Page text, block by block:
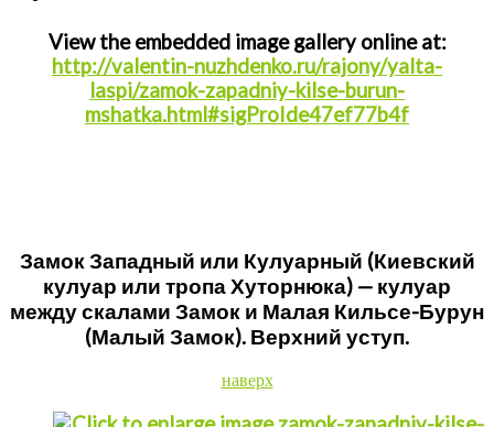
View the embedded image gallery online at:
http://valentin-nuzhdenko.ru/rajony/yalta-
laspi/zamok-zapadniy-kilse-burun-
mshatka.html#sigProIde47ef77b4f
Замок Западный или Кулуарный (Киевский
кулуар или тропа Хуторнюка) — кулуар
между скалами Замок и Малая Кильсе-Бурун
(Малый Замок). Верхний уступ.
наверх